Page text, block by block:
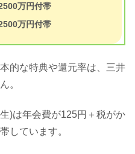
万円付帯
万円付帯
的な特典や還元率は、三井
。
)は年会費が125円＋税がか
しています。